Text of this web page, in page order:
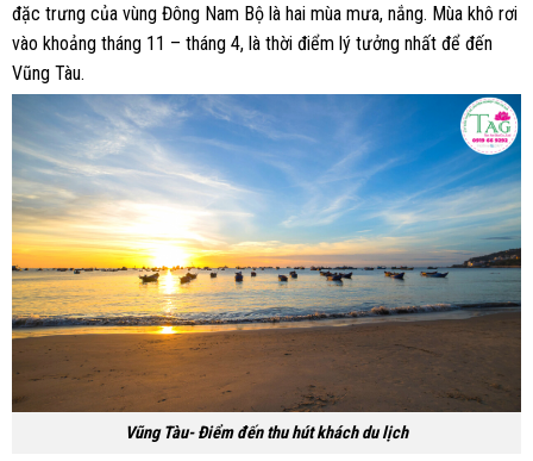
đặc trưng của vùng Đông Nam Bộ là hai mùa mưa, nắng. Mùa khô rơi
vào khoảng tháng 11 – tháng 4, là thời điểm lý tưởng nhất để đến
Vũng Tàu.
Vũng Tàu- Điểm đến thu hút khách du lịch